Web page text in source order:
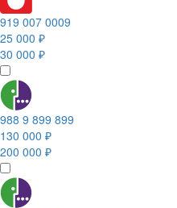
919 007 0009
25 000 ₽
30 000 ₽
988 9 899 899
130 000 ₽
200 000 ₽